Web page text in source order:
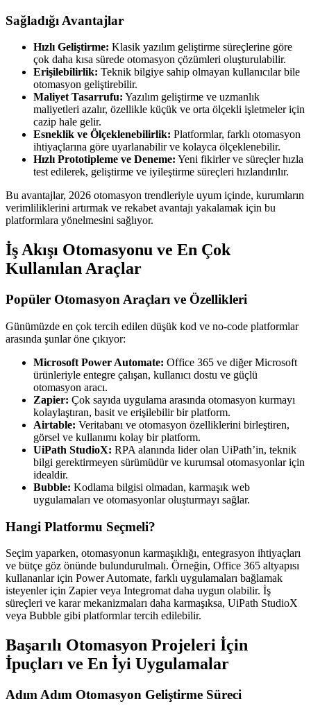
Sağladığı Avantajlar
Hızlı Geliştirme: Klasik yazılım geliştirme süreçlerine göre
çok daha kısa sürede otomasyon çözümleri oluşturulabilir.
Erişilebilirlik: Teknik bilgiye sahip olmayan kullanıcılar bile
otomasyon geliştirebilir.
Maliyet Tasarrufu: Yazılım geliştirme ve uzmanlık
maliyetleri azalır, özellikle küçük ve orta ölçekli işletmeler için
cazip hale gelir.
Esneklik ve Ölçeklenebilirlik: Platformlar, farklı otomasyon
ihtiyaçlarına göre uyarlanabilir ve kolayca ölçeklenebilir.
Hızlı Prototipleme ve Deneme: Yeni fikirler ve süreçler hızla
test edilerek, geliştirme ve iyileştirme süreçleri hızlandırılır.
Bu avantajlar, 2026 otomasyon trendleriyle uyum içinde, kurumların
verimliliklerini artırmak ve rekabet avantajı yakalamak için bu
platformlara yönelmesini sağlıyor.
İş Akışı Otomasyonu ve En Çok
Kullanılan Araçlar
Popüler Otomasyon Araçları ve Özellikleri
Günümüzde en çok tercih edilen düşük kod ve no-code platformlar
arasında şunlar öne çıkıyor:
Microsoft Power Automate: Office 365 ve diğer Microsoft
ürünleriyle entegre çalışan, kullanıcı dostu ve güçlü
otomasyon aracı.
Zapier: Çok sayıda uygulama arasında otomasyon kurmayı
kolaylaştıran, basit ve erişilebilir bir platform.
Airtable: Veritabanı ve otomasyon özelliklerini birleştiren,
görsel ve kullanımı kolay bir platform.
UiPath StudioX: RPA alanında lider olan UiPath’in, teknik
bilgi gerektirmeyen sürümüdür ve kurumsal otomasyonlar için
idealdir.
Bubble: Kodlama bilgisi olmadan, karmaşık web
uygulamaları ve otomasyonlar oluşturmayı sağlar.
Hangi Platformu Seçmeli?
Seçim yaparken, otomasyonun karmaşıklığı, entegrasyon ihtiyaçları
ve bütçe göz önünde bulundurulmalı. Örneğin, Office 365 altyapısı
kullananlar için Power Automate, farklı uygulamaları bağlamak
isteyenler için Zapier veya Integromat daha uygun olabilir. İş
süreçleri ve karar mekanizmaları daha karmaşıksa, UiPath StudioX
veya Bubble gibi platformlar tercih edilebilir.
Başarılı Otomasyon Projeleri İçin
İpuçları ve En İyi Uygulamalar
Adım Adım Otomasyon Geliştirme Süreci